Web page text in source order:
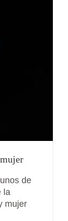
de
la
mujer